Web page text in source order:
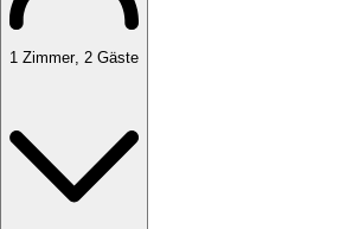
1 Zimmer, 2 Gäste